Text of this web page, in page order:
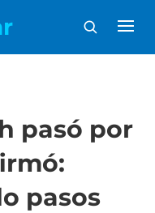
pasó por
pasos